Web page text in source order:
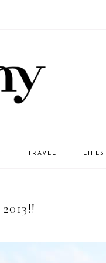
TRAVEL